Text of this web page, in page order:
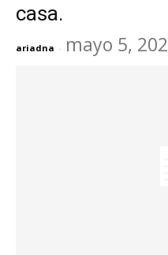
casa.
ariadna - mayo 5,